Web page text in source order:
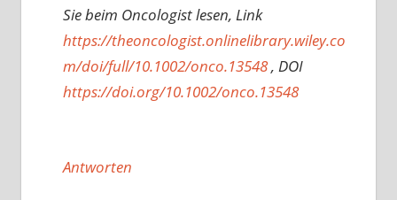
Sie beim Oncologist lesen, Link
https://theoncologist.onlinelibrary.wiley.co
m/doi/full/10.1002/onco.13548, DOI
https://doi.org/10.1002/onco.13548
Antworten